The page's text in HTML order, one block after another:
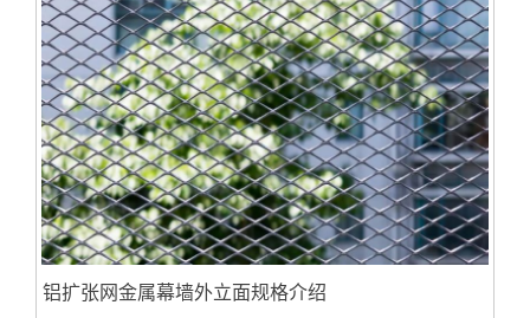
铝扩张网金属幕墙外立面规格介绍